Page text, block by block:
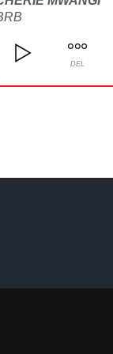
DEL